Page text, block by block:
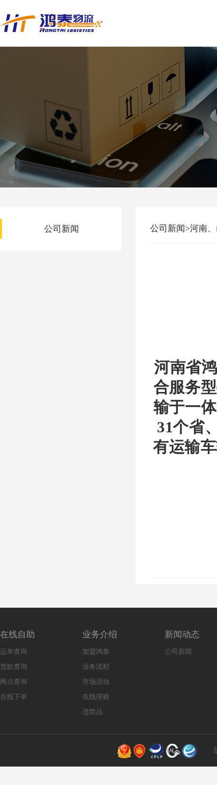
公司新闻 公司新闻>河南
河南省
合服务
输于一
31个省
有运输
在线自助
运单查询
货款查询
网点查询
在线下单
业务介绍
加盟鸿泰
业务流程
市场活动
在线理赔
违禁品
新闻动态
公司新闻